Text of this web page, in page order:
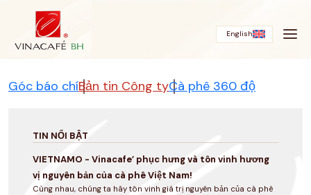
English
Góc báo chíBản tin Công tyCà phê 360 độ
TIN NỔI BẬT
VIETNAMO - Vinacafe’ phục hưng và tôn vinh hương
vị nguyên bản của cà phê Việt Nam!
Cùng nhau, chúng ta hãy tôn vinh giá trị nguyên bản của cà phê